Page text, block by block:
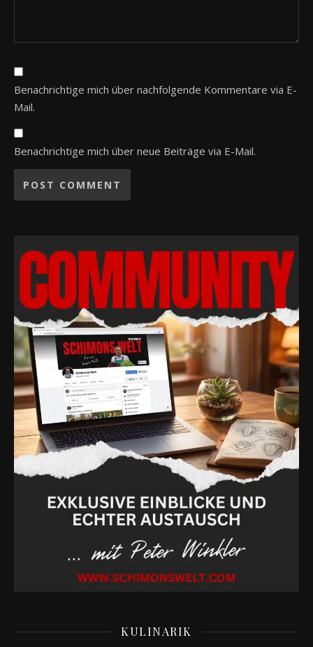
Benachrichtige mich über nachfolgende Kommentare via E-
Mail.
Benachrichtige mich über neue Beiträge via E-Mail.
KULINARIK